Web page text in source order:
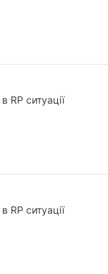
в RP ситуації
в RP ситуації